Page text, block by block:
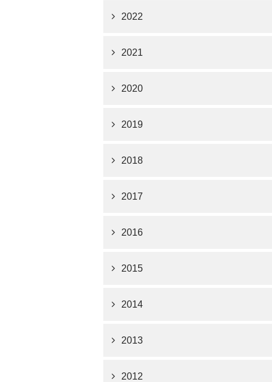
2022
2021
2020
2019
2018
2017
2016
2015
2014
2013
2012